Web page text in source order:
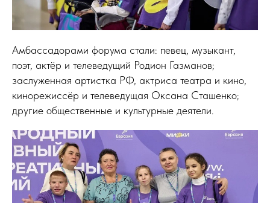
Амбассадорами форума стали: певец, музыкант,
поэт, актёр и телеведущий Родион Газманов;
заслуженная артистка РФ, актриса театра и кино,
кинорежиссёр и телеведущая Оксана Сташенко;
другие общественные и культурные деятели.